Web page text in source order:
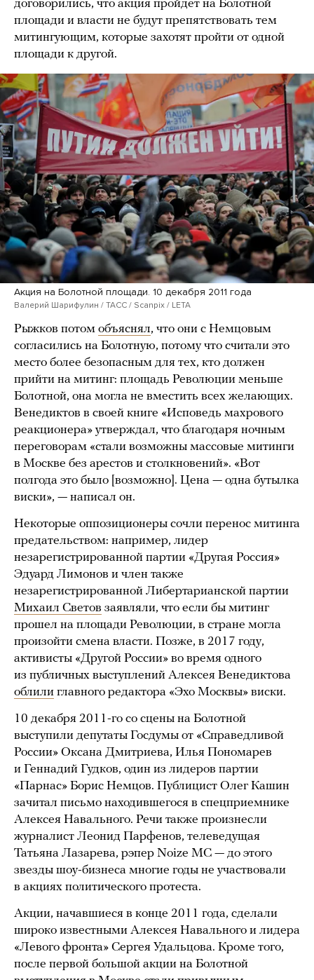
договорились, что акция пройдет на Болотной
площади и власти не будут препятствовать тем
митингующим, которые захотят пройти от одной
площади к другой.
Акция на Болотной площади. 10 декабря 2011 года
Валерий Шарифулин / ТАСС / Scanpix / LETA
Рыжков потом объяснял, что они с Немцовым
согласились на Болотную, потому что считали это
место более безопасным для тех, кто должен
прийти на митинг: площадь Революции меньше
Болотной, она могла не вместить всех желающих.
Венедиктов в своей книге «Исповедь махрового
реакционера» утверждал, что благодаря ночным
переговорам «стали возможны массовые митинги
в Москве без арестов и столкновений». «Вот
полгода это было [возможно]. Цена — одна бутылка
виски», — написал он.
Некоторые оппозиционеры сочли перенос митинга
предательством: например, лидер
незарегистрированной партии «Другая Россия»
Эдуард Лимонов и член также
незарегистрированной Либертарианской партии
Михаил Светов заявляли, что если бы митинг
прошел на площади Революции, в стране могла
произойти смена власти. Позже, в 2017 году,
активисты «Другой России» во время одного
из публичных выступлений Алексея Венедиктова
облили главного редактора «Эхо Москвы» виски.
10 декабря 2011-го со сцены на Болотной
выступили депутаты Госдумы от «Справедливой
России» Оксана Дмитриева, Илья Пономарев
и Геннадий Гудков, один из лидеров партии
«Парнас» Борис Немцов. Публицист Олег Кашин
зачитал письмо находившегося в спецприемнике
Алексея Навального. Речи также произнесли
журналист Леонид Парфенов, телеведущая
Татьяна Лазарева, рэпер Noize MC — до этого
звезды шоу-бизнеса многие годы не участвовали
в акциях политического протеста.
Акции, начавшиеся в конце 2011 года, сделали
широко известными Алексея Навального и лидера
«Левого фронта» Сергея Удальцова. Кроме того,
после первой большой акции на Болотной